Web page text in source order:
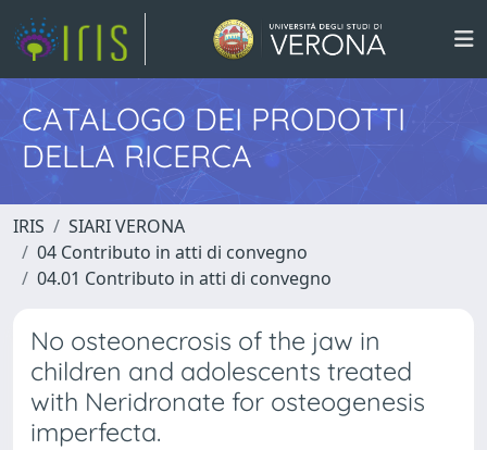
CATALOGO DEI PRODOTTI
DELLA RICERCA
IRIS
SIARI VERONA
04 Contributo in atti di convegno
04.01 Contributo in atti di convegno
No osteonecrosis of the jaw in
children and adolescents treated
with Neridronate for osteogenesis
imperfecta.